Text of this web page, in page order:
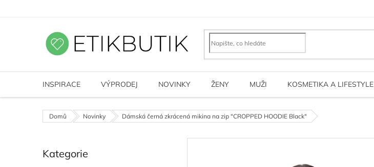
INSPIRACE VÝPRODEJ NOVINKY ŽENY MUŽI KOSMETIKA A LIFESTYLE
Domů Novinky Dámská černá zkrácená mikina na zip "CROPPED HOODIE Black"
o
Přeskočit
kategorie
Kategorie